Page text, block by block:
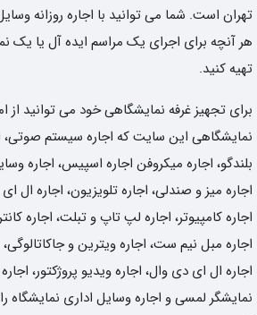
تهران است. شما می توانید با اجاره روزانه
هر آنچه برای اجرای یک مراسم ایده آل یا یک
تهیه کنید.
برای تجهیز غرفه نمایشگاهی خود می توانید از
نمایشگاهی این سایت که اجاره سیستم صوتی،
بلندگو، اجاره میکروفن اجاره اسپیس، اجاره
اجاره میز و صندلی، اجاره تلویزیون، اجاره ال
اجاره کامپیوتر، اجاره لپ تاپ و تبلت، اجاره
اجاره مبل نیم ست، اجاره ویترین و
اجاره ال ای دی وال، اجاره ویدیو پروژکتور،
نمایشگر لمسی و اجاره وسایل اداری نمایشگاه